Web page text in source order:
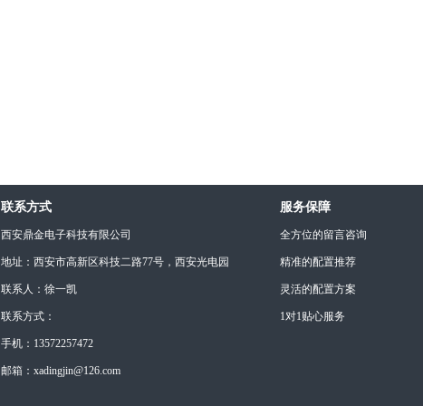
联系方式
西安鼎金电子科技有限公司
地址：西安市高新区科技二路77号，西安光电园
联系人：徐一凯
联系方式：
手机：13572257472
邮箱：xadingjin@126.com
服务保障
全方位的留言咨询
精准的配置推荐
灵活的配置方案
1对1贴心服务